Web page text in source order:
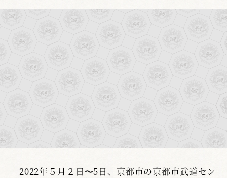
2022年５月２日〜5日、京都市の京都市武道セン